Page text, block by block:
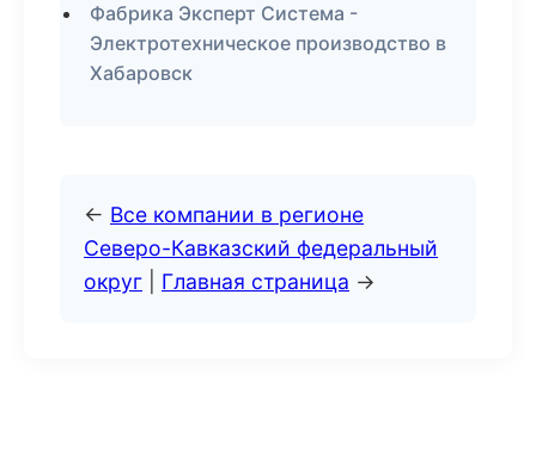
Фабрика Эксперт Система -
Электротехническое производство в
Хабаровск
← Все компании в регионе
Северо-Кавказский федеральный
округ
Главная страница →